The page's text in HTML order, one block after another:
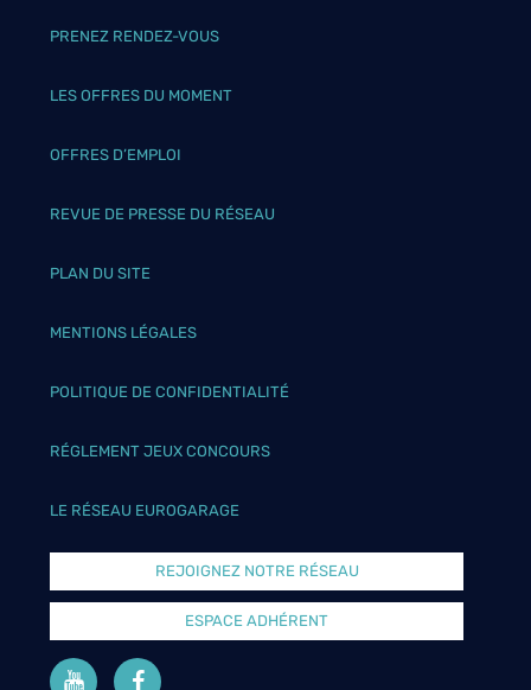
PRENEZ RENDEZ-VOUS
LES OFFRES DU MOMENT
OFFRES D’EMPLOI
REVUE DE PRESSE DU RÉSEAU
PLAN DU SITE
MENTIONS LÉGALES
POLITIQUE DE CONFIDENTIALITÉ
RÉGLEMENT JEUX CONCOURS
LE RÉSEAU EUROGARAGE
REJOIGNEZ NOTRE RÉSEAU
ESPACE ADHÉRENT